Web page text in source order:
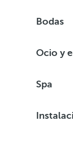
Bodas
Ocio y
Spa